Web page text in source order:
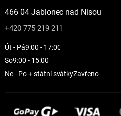
466 04 Jablonec nad Nisou
+420 775 219 211
Út - Pá9:00 - 17:00
So9:00 - 15:00
Ne - Po + státní svátkyZavřeno